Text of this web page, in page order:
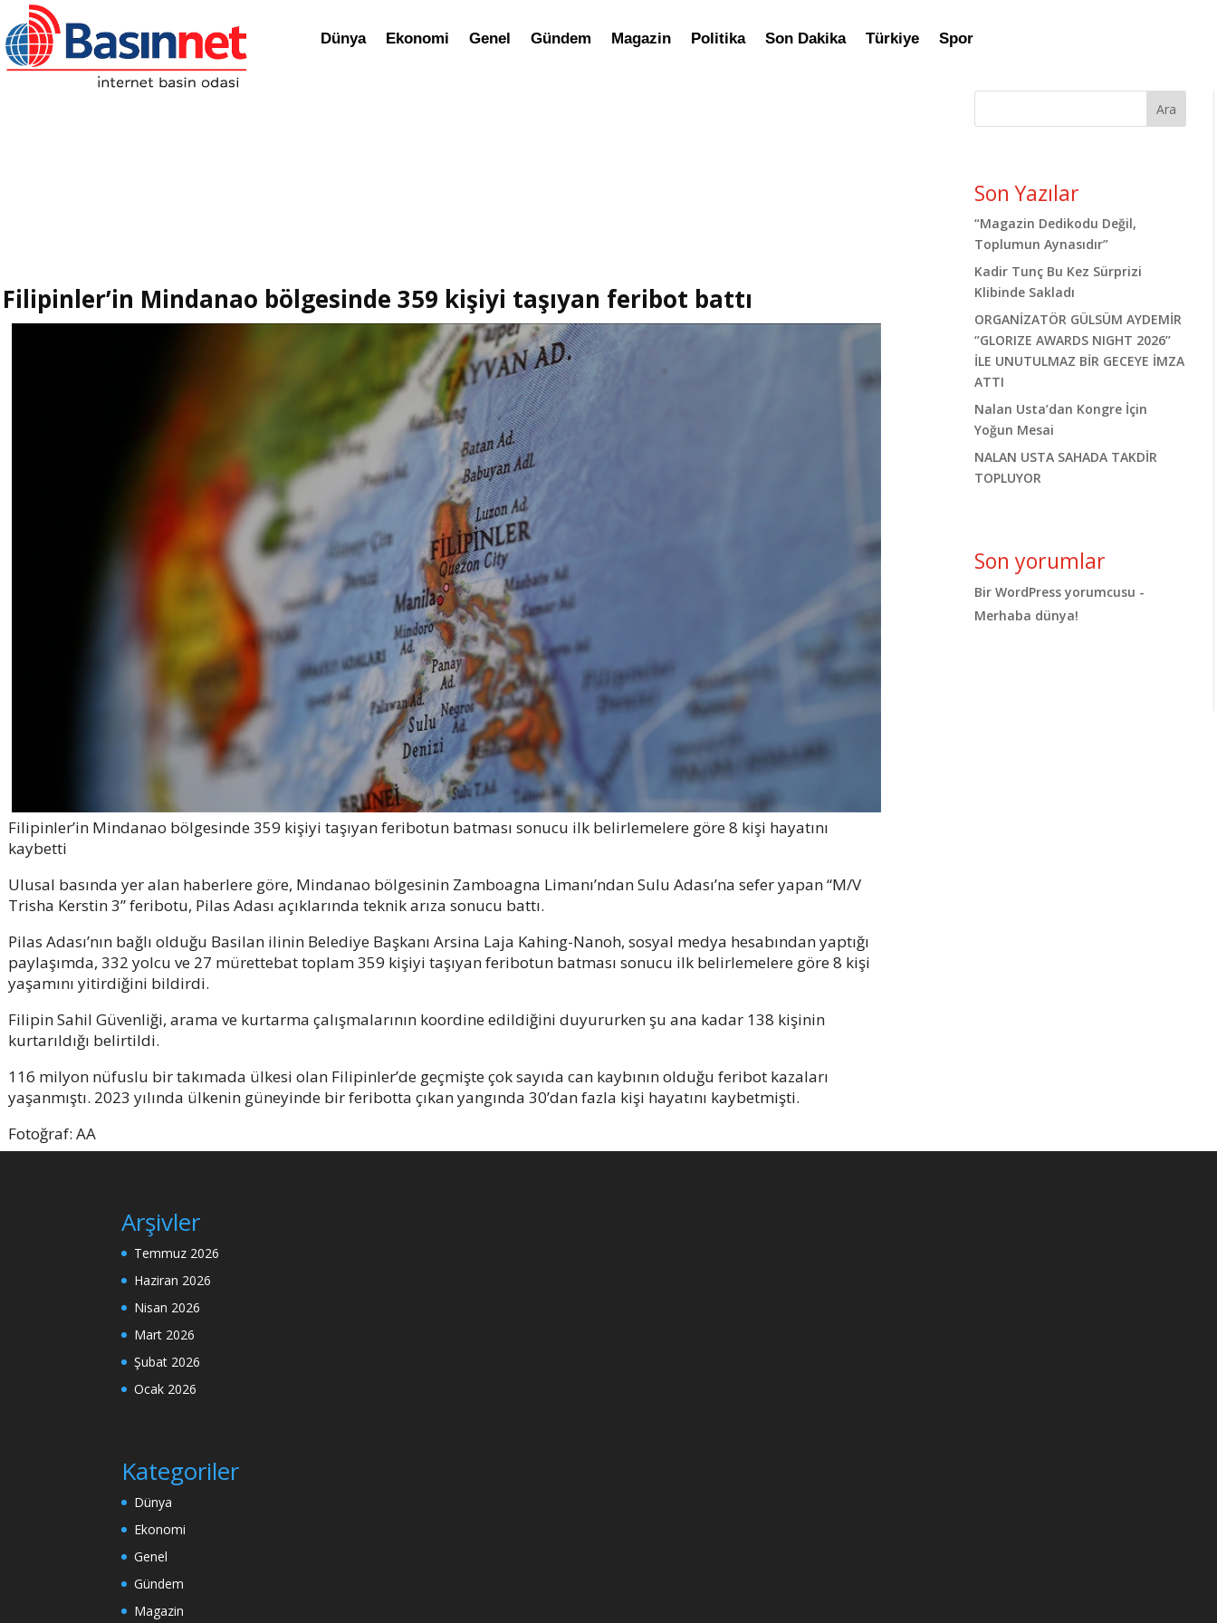
Dünya Ekonomi Genel Gündem Magazin Politika Son Dakika Türkiye Spor
Filipinler’in Mindanao bölgesinde 359 kişiyi taşıyan feribot battı
Filipinler’in Mindanao bölgesinde 359 kişiyi taşıyan feribotun batması sonucu ilk belirlemelere göre 8 kişi hayatını
kaybetti
Ulusal basında yer alan haberlere göre, Mindanao bölgesinin Zamboagna Limanı’ndan Sulu Adası’na sefer yapan “M/V
Trisha Kerstin 3” feribotu, Pilas Adası açıklarında teknik arıza sonucu battı.
Pilas Adası’nın bağlı olduğu Basilan ilinin Belediye Başkanı Arsina Laja Kahing-Nanoh, sosyal medya hesabından yaptığı
paylaşımda, 332 yolcu ve 27 mürettebat toplam 359 kişiyi taşıyan feribotun batması sonucu ilk belirlemelere göre 8 kişi
yaşamını yitirdiğini bildirdi.
Filipin Sahil Güvenliği, arama ve kurtarma çalışmalarının koordine edildiğini duyururken şu ana kadar 138 kişinin
kurtarıldığı belirtildi.
116 milyon nüfuslu bir takımada ülkesi olan Filipinler’de geçmişte çok sayıda can kaybının olduğu feribot kazaları
yaşanmıştı. 2023 yılında ülkenin güneyinde bir feribotta çıkan yangında 30’dan fazla kişi hayatını kaybetmişti.
Fotoğraf: AA
Ara
Son Yazılar
“Magazin Dedikodu Değil,
Toplumun Aynasıdır”
Kadir Tunç Bu Kez Sürprizi
Klibinde Sakladı
ORGANİZATÖR GÜLSÜM AYDEMİR
‘’GLORIZE AWARDS NIGHT 2026’’
İLE UNUTULMAZ BİR GECEYE İMZA
ATTI
Nalan Usta’dan Kongre İçin
Yoğun Mesai
NALAN USTA SAHADA TAKDİR
TOPLUYOR
Son yorumlar
Bir WordPress yorumcusu -
Merhaba dünya!
Arşivler
Temmuz 2026
Haziran 2026
Nisan 2026
Mart 2026
Şubat 2026
Ocak 2026
Kategoriler
Dünya
Ekonomi
Genel
Gündem
Magazin